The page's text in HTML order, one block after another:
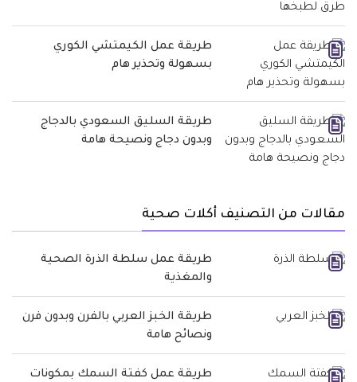
طريقة عمل الكيمتشي الكوري
بسهولة وتحذير هام
طريقة السليق السعودي بالدجاج
وبدون دجاج ونصيحة هامة
مقالات من التصنيف أكلات صحية
طريقة عمل سلطة الذرة الصحية
والمغذية
طريقة الخبز العربي بالفرن وبدون فرن
ونصائح هامة
طريقة عمل كفتة السمك بمكونات